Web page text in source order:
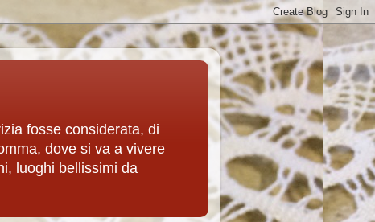
fosse considerata, di
dove si va a vivere
luoghi bellissimi da